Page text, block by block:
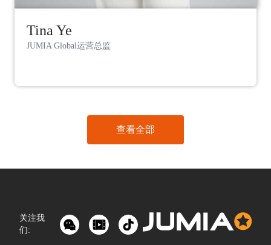
Tina Ye
JUMIA Global运营总监
查看全部
关注我
们: